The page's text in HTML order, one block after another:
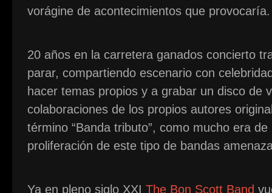
vorágine de acontecimientos que provocaría.
20 años en la carretera ganados concierto
parar, compartiendo escenario con
hacer temas propios y a grabar un disco de
colaboraciones de los propios autores
término “Banda tributo”, como mucho era
proliferación de este tipo de bandas
Ya en pleno siglo XXI The Bon Scott Band